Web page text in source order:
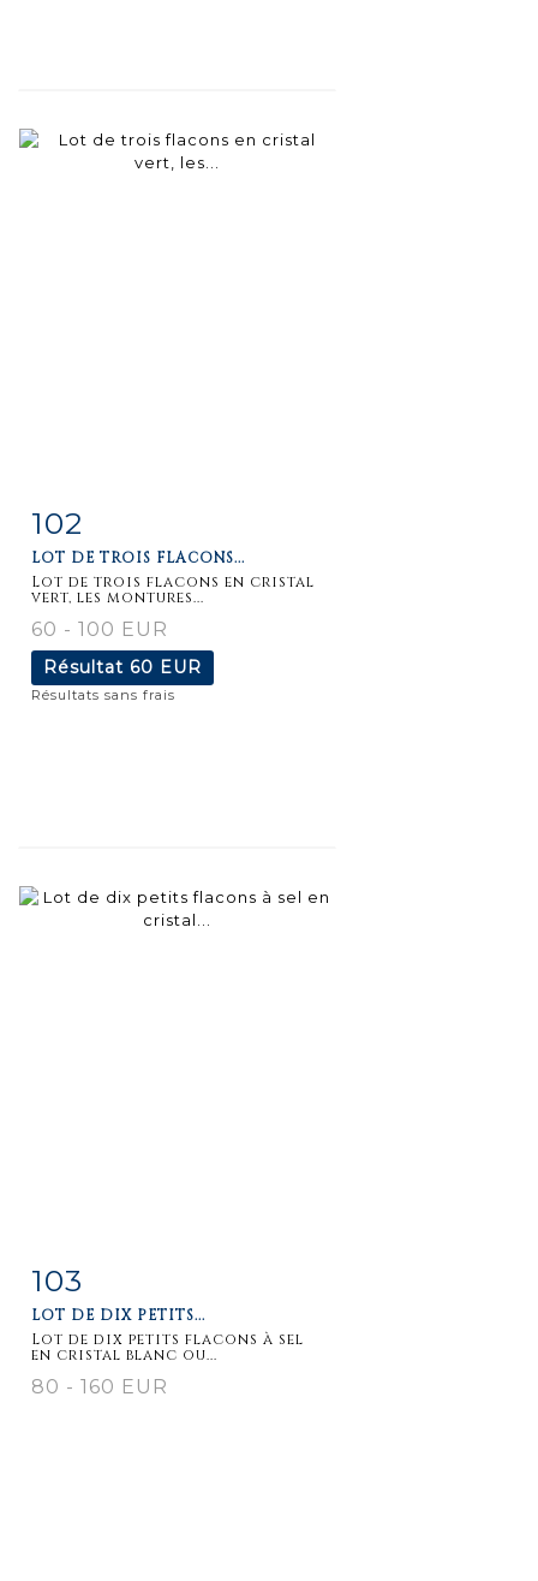
Fiche
102
LOT DE TROIS FLACONS...
Lot de trois flacons en cristal
vert, les montures...
60 - 100 EUR
Résultat 60 EUR
Résultats sans frais
103
LOT DE DIX PETITS...
Lot de dix petits flacons à sel
en cristal blanc ou...
80 - 160 EUR